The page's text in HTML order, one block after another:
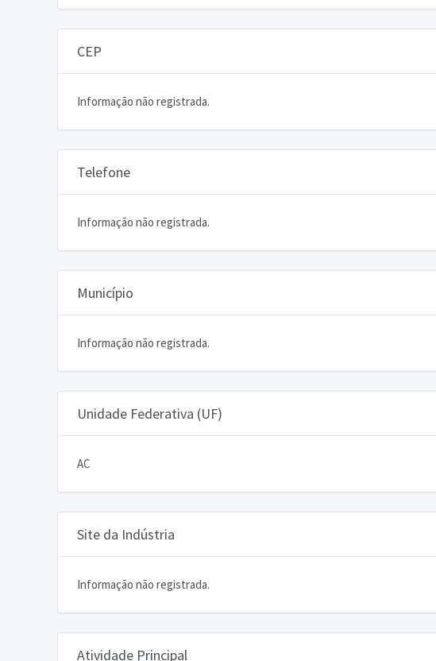
CEP
Informação não registrada.
Telefone
Informação não registrada.
Município
Informação não registrada.
Unidade Federativa (UF)
AC
Site da Indústria
Informação não registrada.
Atividade Principal